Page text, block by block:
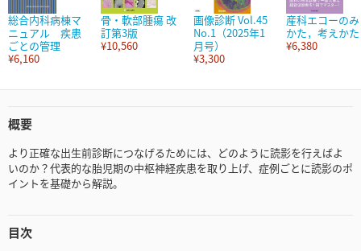
総合内科病棟マ
ニュアル 疾患
ごとの管理
¥6,160
骨・軟部腫瘍 改
訂第3版
¥10,560
画像診断 Vol.45
No.1（2025年1
月号）
¥3,300
産科エコーのみ
かた，考えかた
¥6,380
概要
より正確な出生前診断につなげるためには、どのように読影を行えばよ
いのか？代表的な胎児期の中枢神経疾患を取り上げ、症例ごとに読影のポ
イントを基礎から解説。
目次